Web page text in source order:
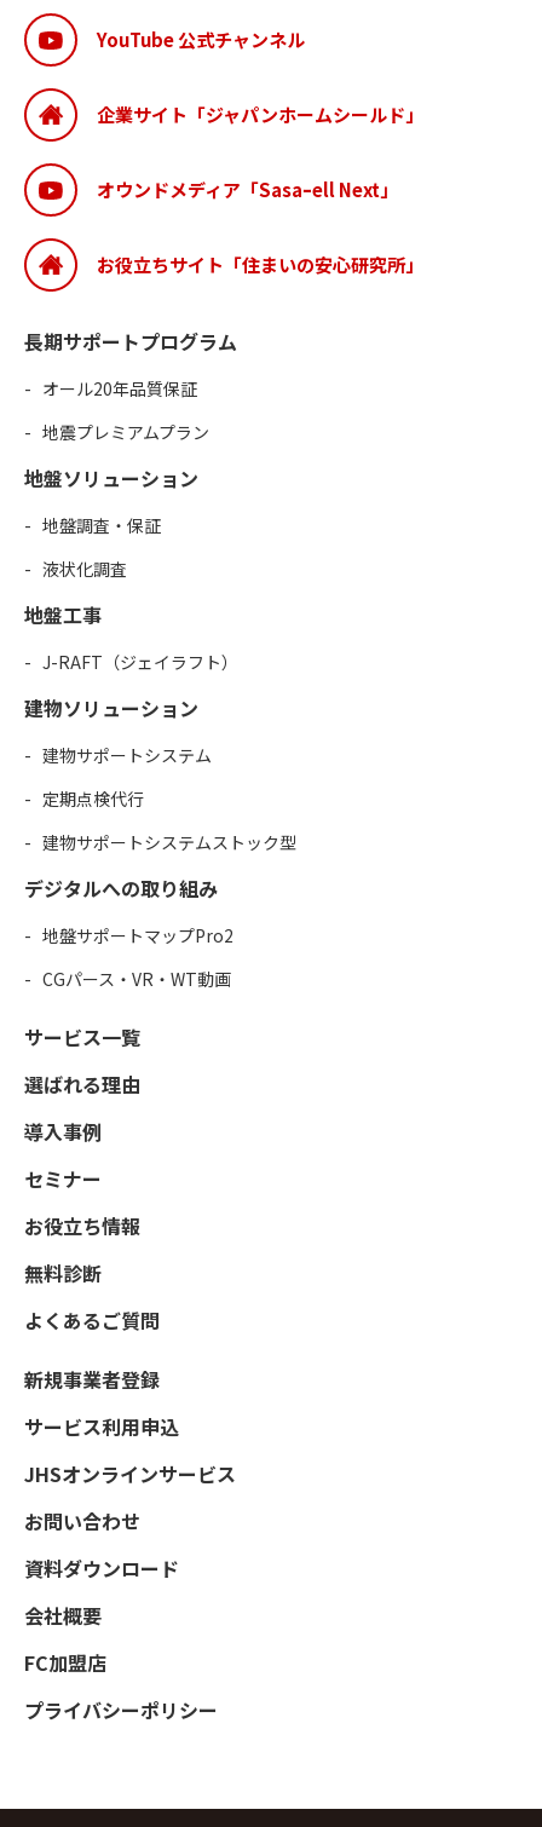
YouTube 公式チャンネル
企業サイト「ジャパンホームシールド」
オウンドメディア「Sasaｰell Next」
お役立ちサイト「住まいの安心研究所」
長期サポートプログラム
オール20年品質保証
地震プレミアムプラン
地盤ソリューション
地盤調査・保証
液状化調査
地盤工事
J-RAFT（ジェイラフト）
建物ソリューション
建物サポートシステム
定期点検代行
建物サポートシステムストック型
デジタルへの取り組み
地盤サポートマップPro2
CGパース・VR・WT動画
サービス一覧
選ばれる理由
導入事例
セミナー
お役立ち情報
無料診断
よくあるご質問
新規事業者登録
サービス利用申込
JHSオンラインサービス
お問い合わせ
資料ダウンロード
会社概要
FC加盟店
プライバシーポリシー